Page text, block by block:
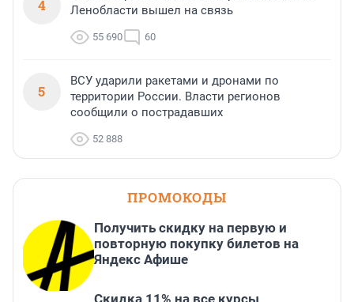
4
Ленобласти вышел на связь
55 690 60
5
ВСУ ударили ракетами и дронами по
территории России. Власти регионов
сообщили о пострадавших
52 888
ПРОМОКОДЫ
Получить скидку на первую и
повторную покупку билетов на
Яндекс Афише